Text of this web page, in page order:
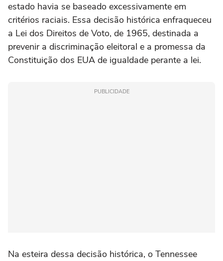
estado havia se baseado excessivamente em
critérios raciais. Essa decisão histórica enfraqueceu
a Lei dos Direitos de Voto, de 1965, destinada a
prevenir a discriminação eleitoral e a promessa da
Constituição dos EUA de igualdade perante a lei.
PUBLICIDADE
Na esteira dessa decisão histórica, o Tennessee